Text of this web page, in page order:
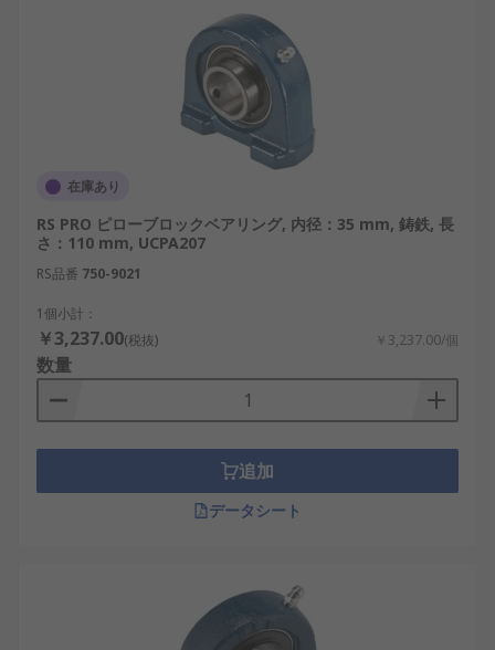
在庫あり
RS PRO ピローブロックベアリング, 内径：35 mm, 鋳鉄, 長
さ：110 mm, UCPA207
RS品番 750-9021
1個小計：
￥3,237.00(税抜) ￥3,237.00/個
数量
追加
データシート